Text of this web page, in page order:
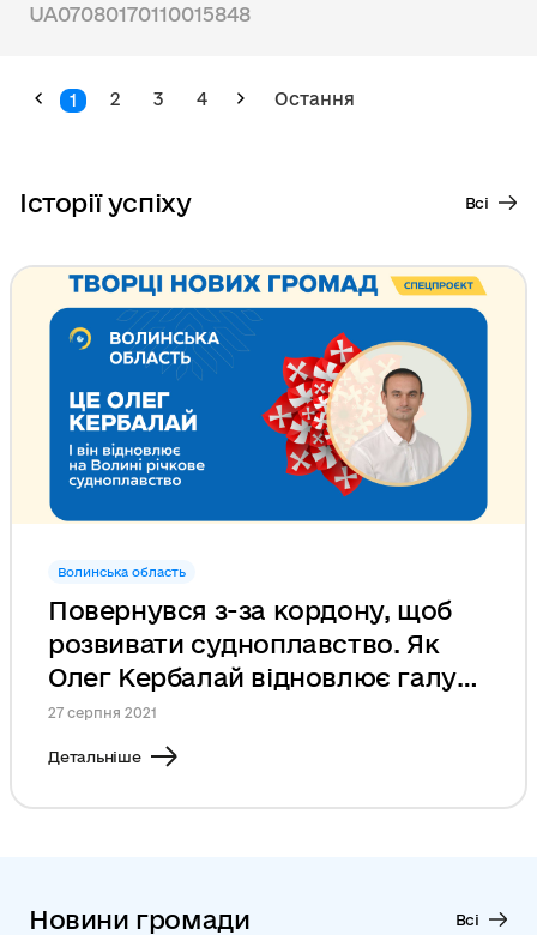
UA07080170110015848
1 2 3 4 Остання
Історії успіху Всі
Волинська область
Повернувся з-за кордону, щоб
розвивати судноплавство. Як
Олег Кербалай відновлює галузь
у Луцьку
27 серпня 2021
Детальніше
Новини громади Всі